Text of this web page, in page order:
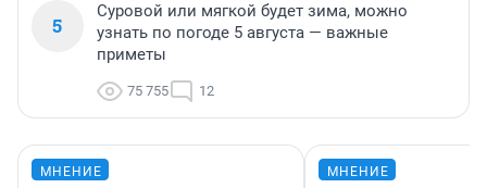
5
Суровой или мягкой будет зима, можно
узнать по погоде 5 августа — важные
приметы
75 755 12
МНЕНИЕ МНЕНИЕ